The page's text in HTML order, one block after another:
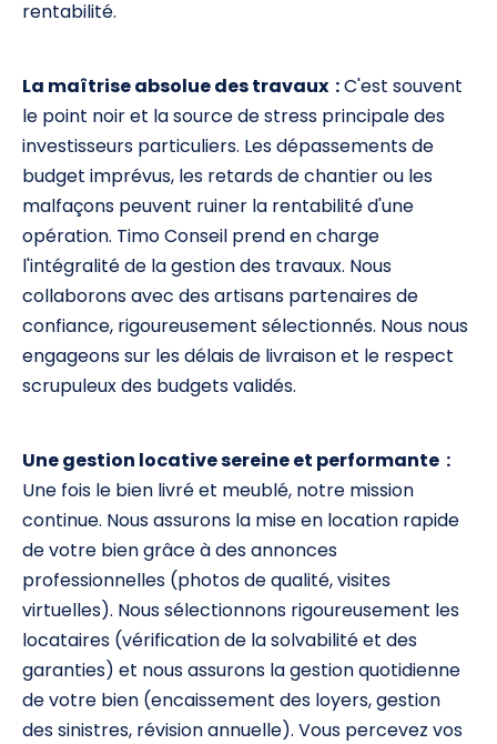
rentabilité.
La maîtrise absolue des travaux :C'est souvent
le point noir et la source de stress principale des
investisseurs particuliers. Les dépassements de
budget imprévus, les retards de chantier ou les
malfaçons peuvent ruiner la rentabilité d'une
opération. Timo Conseil prend en charge
l'intégralité de la gestion des travaux. Nous
collaborons avec des artisans partenaires de
confiance, rigoureusement sélectionnés. Nous nous
engageons sur les délais de livraison et le respect
scrupuleux des budgets validés.
Une gestion locative sereine et performante :
Une fois le bien livré et meublé, notre mission
continue. Nous assurons la mise en location rapide
de votre bien grâce à des annonces
professionnelles (photos de qualité, visites
virtuelles). Nous sélectionnons rigoureusement les
locataires (vérification de la solvabilité et des
garanties) et nous assurons la gestion quotidienne
de votre bien (encaissement des loyers, gestion
des sinistres, révision annuelle). Vous percevez vos